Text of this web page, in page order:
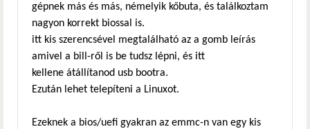
gépnek más és más, némelyik kőbuta, és találkoztam
nagyon korrekt biossal is.
itt kis szerencsével megtalálható az a gomb leírás
amivel a bill-ről is be tudsz lépni, és itt
kellene átállítanod usb bootra.
Ezután lehet telepíteni a Linuxot.
Ezeknek a bios/uefi gyakran az emmc-n van egy kis